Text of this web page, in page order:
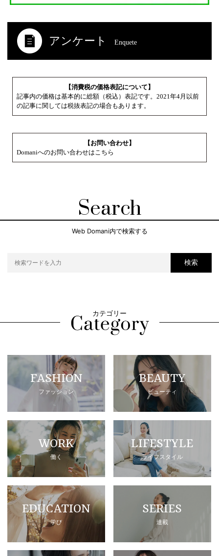
アンケート Enquete
【消費税の価格表記について】
記事内の価格は基本的に総額（税込）表記です。2021年4月以前
の記事に関しては税抜表記の場合もあります。
【お問い合わせ】
Domaniへのお問い合わせはこちら
Search
Web Domani内で検索する
検索
カテゴリー
FASHION
ファッション
BEAUTY
ビューティ
WORK
働く
LIFESTYLE
ライフスタイル
EDUCATION
学び
SERIES
連載